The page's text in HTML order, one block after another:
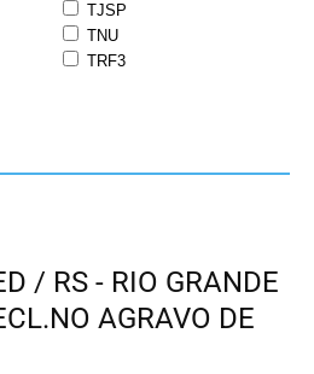
TJSP
TNU
TRF3
/ RS - RIO GRANDE
AGRAVO DE